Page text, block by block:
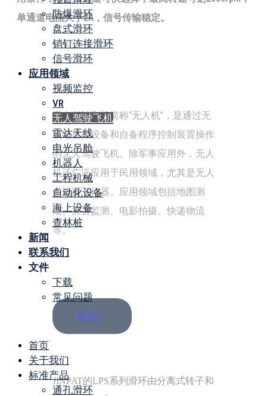
防爆滑环
盘式滑环
销钉连接滑环
信号滑环
应用领域
视频监控
VR
无人驾驶飞机
雷达天线
电光吊舱
机器人
工程机械
自动化设备
海上设备
查林桩
新闻
联系我们
文件
下载
常见问题
首页
关于我们
标准产品
通孔滑环
单通道电流大于2A，信号传输稳定。
无人驾驶飞机简称“无人机”，是通过无
线电遥控设备和自备程序控制装置操作
的无人驾驶飞机。除军事应用外，无人
机还广泛应用于民用领域，尤其是无人
多旋翼飞行器。应用领域包括地图测
绘、灾害监测、电影拍摄、快递物流
等。
更多+
JINPAT的LPS系列滑环由分离式转子和